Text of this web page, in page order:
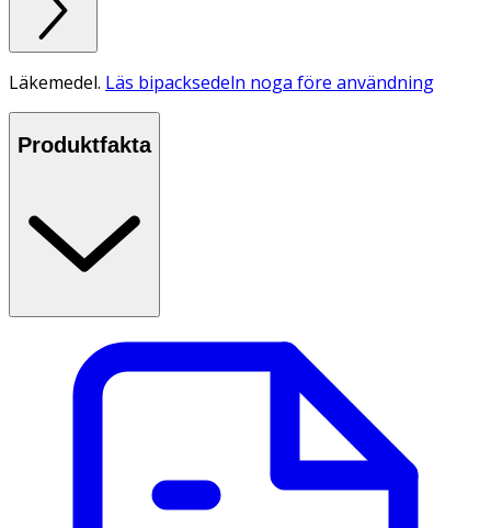
Läkemedel. Läs bipacksedeln noga före användning
Produktfakta